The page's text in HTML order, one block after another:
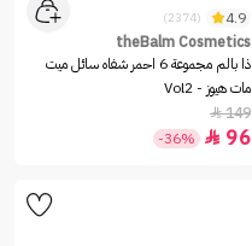
4.9
(2374)
theBalm Cosmetics
ذا بالم مجموعة 6 احمر شفاه سائل ميت
مات هيوز - Vol2
149

96

-36%